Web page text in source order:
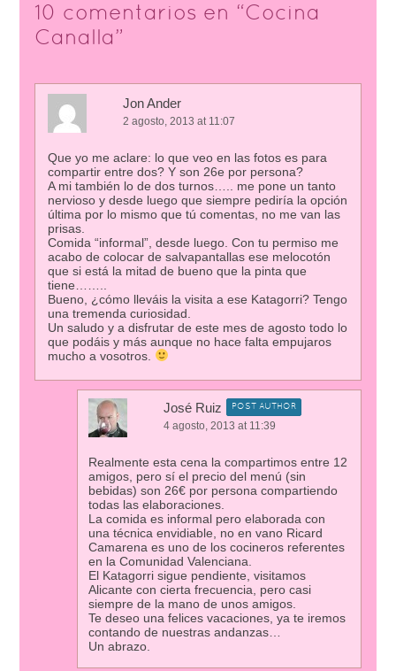
10 comentarios en “Cocina
Canalla”
Jon Ander
2 agosto, 2013 at 11:07
Que yo me aclare: lo que veo en las fotos es para
compartir entre dos? Y son 26e por persona?
A mi también lo de dos turnos….. me pone un tanto
nervioso y desde luego que siempre pediría la opción
última por lo mismo que tú comentas, no me van las
prisas.
Comida “informal”, desde luego. Con tu permiso me
acabo de colocar de salvapantallas ese melocotón
que si está la mitad de bueno que la pinta que
tiene……..
Bueno, ¿cómo lleváis la visita a ese Katagorri? Tengo
una tremenda curiosidad.
Un saludo y a disfrutar de este mes de agosto todo lo
que podáis y más aunque no hace falta empujaros
mucho a vosotros.
José Ruiz POST AUTHOR
4 agosto, 2013 at 11:39
Realmente esta cena la compartimos entre 12
amigos, pero sí el precio del menú (sin
bebidas) son 26€ por persona compartiendo
todas las elaboraciones.
La comida es informal pero elaborada con
una técnica envidiable, no en vano Ricard
Camarena es uno de los cocineros referentes
en la Comunidad Valenciana.
El Katagorri sigue pendiente, visitamos
Alicante con cierta frecuencia, pero casi
siempre de la mano de unos amigos.
Te deseo una felices vacaciones, ya te iremos
contando de nuestras andanzas…
Un abrazo.